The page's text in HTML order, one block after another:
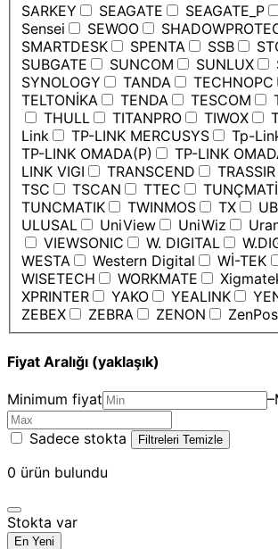
SARKEY
SEAGATE SEAGATE_P
Sensei
SEWOO
SMARTDESK
SPENTA SSB
SUBGATE
SUNCOM SUNLUX
SYNOLOGY
TANDA TECHNOPC
TELTONİKA
TENDA TESCOM
THULL
TITANPRO TIWOX
Link
TP-LINK MERCUSYS
Tp-
TP-LINK OMADA(P)
TP-LINK
LINK VIGI
TRANSCEND TRASSIR
TSC
TSCAN TTEC
TUNCMATIK
TWINMOS TX
ULUSAL
UniView UniWiz
VIEWSONIC
W. DIGITAL
WESTA
Western Digital Wİ-TEK
WISETECH
WORKMATE
XPRINTER
YAKO YEALINK
ZEBEX
ZEBRA ZENON ZenPos
Fiyat Aralığı (yaklaşık)
Minimum fiyat –
Sadece stokta Filtreleri Temizle
0 ürün bulundu
Stokta var
En Yeni